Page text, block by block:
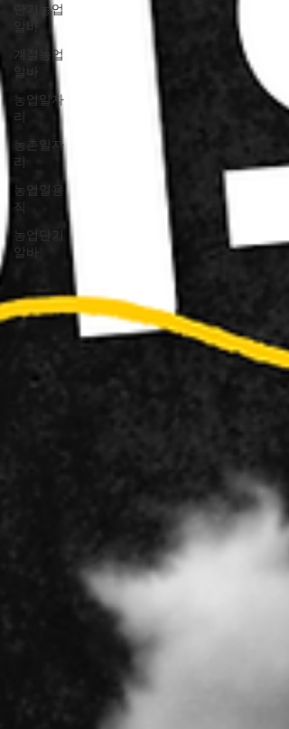
단기농업
알바
계절농업
알바
농업일자
리
농촌일자
리
농업일용
직
농업단기
알바